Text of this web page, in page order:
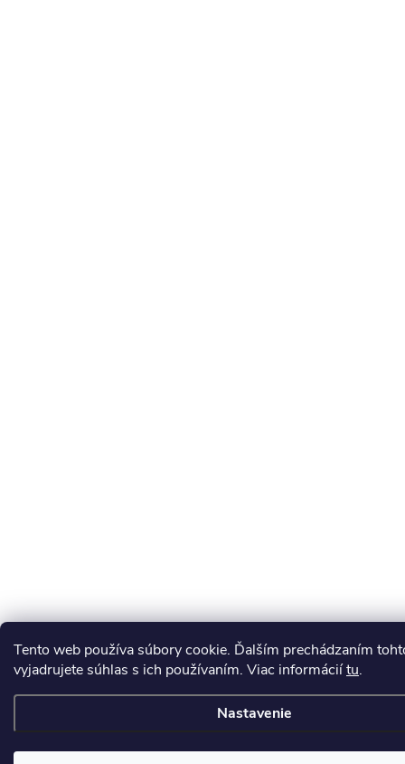
Tento web používa súbory cookie. Ďalším prechádzaním
vyjadrujete súhlas s ich používaním. Viac informáciítu.
Nastavenie